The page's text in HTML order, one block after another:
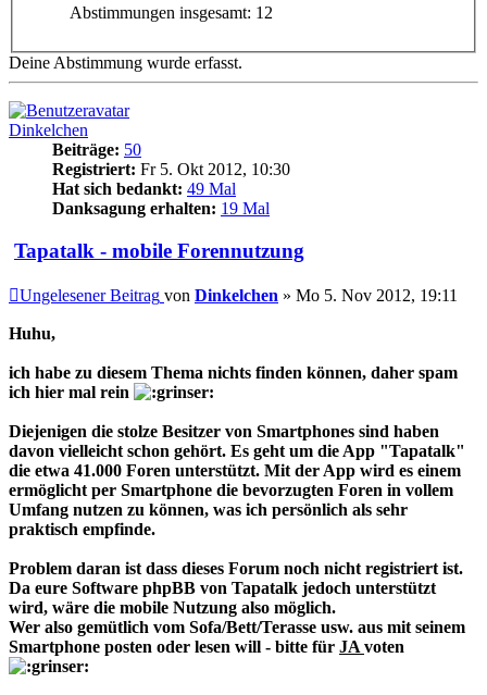
Abstimmungen insgesamt: 12
Deine Abstimmung wurde erfasst.
Dinkelchen
Beiträge: 50
Registriert: Fr 5. Okt 2012, 10:30
Hat sich bedankt: 49 Mal
Danksagung erhalten: 19 Mal
Tapatalk - mobile Forennutzung
Ungelesener Beitrag von Dinkelchen » Mo 5. Nov 2012, 19:11
Huhu,
ich habe zu diesem Thema nichts finden können, daher spam
ich hier mal rein
Diejenigen die stolze Besitzer von Smartphones sind haben
davon vielleicht schon gehört. Es geht um die App "Tapatalk"
die etwa 41.000 Foren unterstützt. Mit der App wird es einem
ermöglicht per Smartphone die bevorzugten Foren in vollem
Umfang nutzen zu können, was ich persönlich als sehr
praktisch empfinde.
Problem daran ist dass dieses Forum noch nicht registriert ist.
Da eure Software phpBB von Tapatalk jedoch unterstützt
wird, wäre die mobile Nutzung also möglich.
Wer also gemütlich vom Sofa/Bett/Terasse usw. aus mit seinem
Smartphone posten oder lesen will - bitte für JA voten